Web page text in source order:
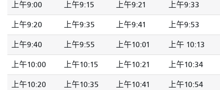
上午9:00 上午9:15 上午9:21 上午9:33
上午9:20 上午9:35 上午9:41 上午9:53
上午9:40 上午9:55 上午10:01 上午 10:13
上午10:00 上午10:15 上午10:21 上午10:34
上午10:20 上午10:35 上午10:41 上午10:54